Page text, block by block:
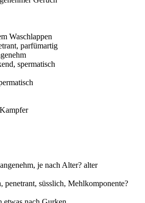
Waschlappen
parfümartig
spermatisch
je nach Alter? alter
penetrant, süsslich, Mehlkomponente?